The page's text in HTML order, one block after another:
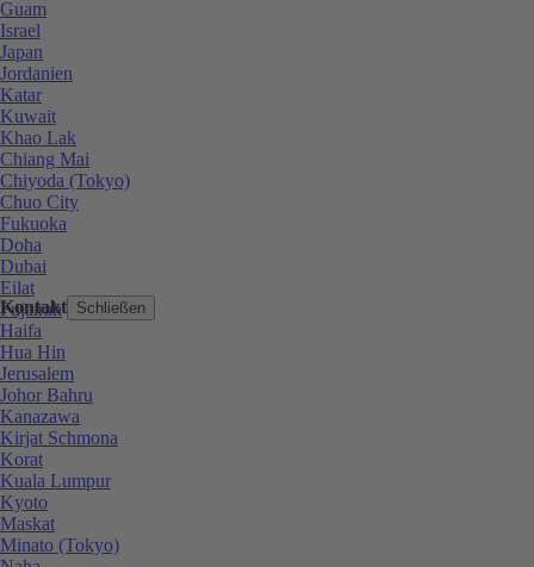
Kontakt Schließen
Guam
Israel
Japan
Jordanien
Katar
Kuwait
Khao Lak
Chiang Mai
Chiyoda (Tokyo)
Chuo City
Fukuoka
Doha
Dubai
Eilat
Fujairah
Haifa
Hua Hin
Jerusalem
Johor Bahru
Kanazawa
Kirjat Schmona
Korat
Kuala Lumpur
Kyoto
Maskat
Minato (Tokyo)